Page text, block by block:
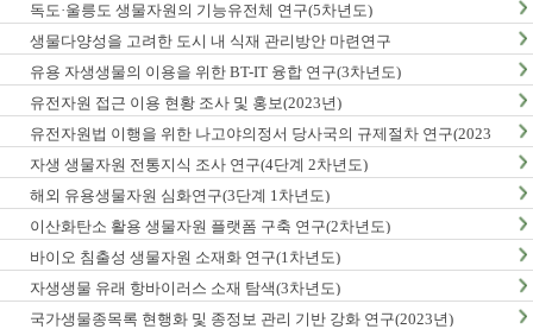
독도·울릉도 생물자원의 기능유전체 연구(5차년도)
생물다양성을 고려한 도시 내 식재 관리방안 마련연구
유용 자생생물의 이용을 위한 BT-IT 융합 연구(3차년도)
유전자원 접근 이용 현황 조사 및 홍보(2023년)
유전자원법 이행을 위한 나고야의정서 당사국의 규제절차 연구(2023
년)
자생 생물자원 전통지식 조사 연구(4단계 2차년도)
해외 유용생물자원 심화연구(3단계 1차년도)
이산화탄소 활용 생물자원 플랫폼 구축 연구(2차년도)
바이오 침출성 생물자원 소재화 연구(1차년도)
자생생물 유래 항바이러스 소재 탐색(3차년도)
국가생물종목록 현행화 및 종정보 관리 기반 강화 연구(2023년)